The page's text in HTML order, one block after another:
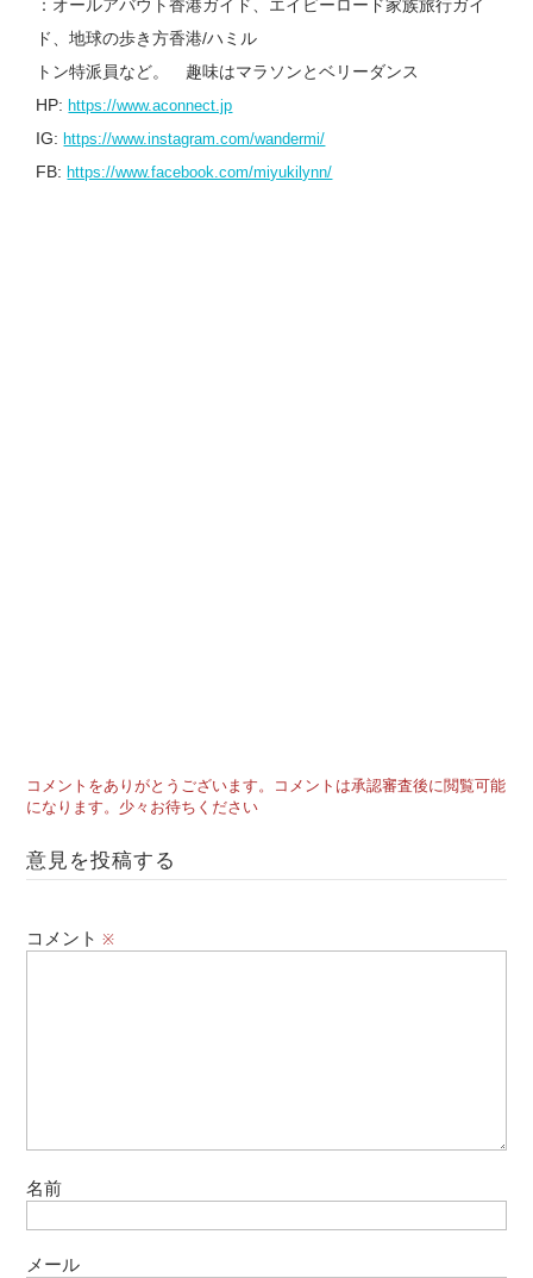
：オールアバウト香港ガイド、エイビーロード家族旅行ガイ
ド、地球の歩き方香港/ハミル
トン特派員など。 趣味はマラソンとベリーダンス
HP:https://www.aconnect.jp
IG:https://www.instagram.com/wandermi/
FB:https://www.facebook.com/miyukilynn/
コメントをありがとうございます。コメントは承認審査後に閲覧可能
になります。少々お待ちください
意見を投稿する
コメント※
名前
メール